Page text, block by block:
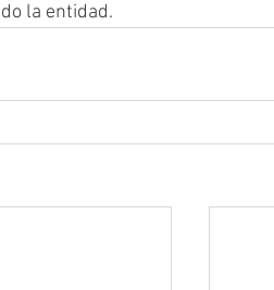
la entidad.